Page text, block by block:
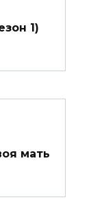
1)
мать